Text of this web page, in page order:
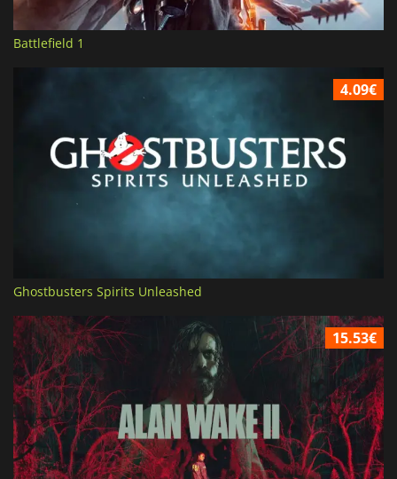
Battlefield 1
4.09€
Ghostbusters Spirits Unleashed
15.53€